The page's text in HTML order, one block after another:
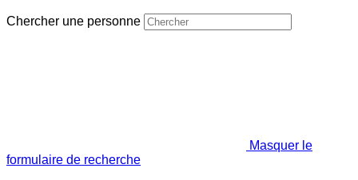
Chercher une personne
Masquer le
formulaire de recherche